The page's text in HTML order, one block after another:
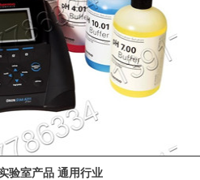
验室产品 通用行业